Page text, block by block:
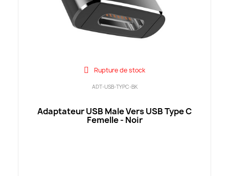
Rupture de stock
ADT-USB-TYPC-BK
Adaptateur USB Male Vers USB Type C
Femelle - Noir